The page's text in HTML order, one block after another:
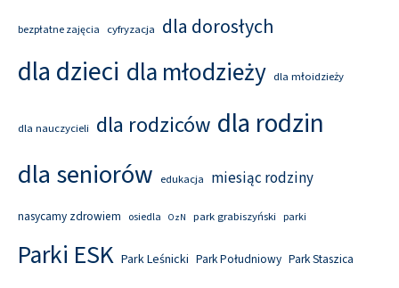
bezpłatne zajęcia cyfryzacja dla dorosłych
dla dzieci dla młodzieży dla młoidzieży
dla nauczycieli dla rodziców dla rodzin
dla seniorów edukacja miesiąc rodziny
nasycamy zdrowiem osiedla OzN park grabiszyński parki
Parki ESK Park Leśnicki Park Południowy Park Staszica